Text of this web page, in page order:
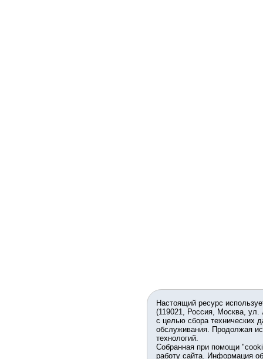
Настоящий ресурс
(119021, Россия, Москва,
с целью сбора технических
обслуживания. Продолжая
технологий.
Собранная при помощи
работу сайта. Информация